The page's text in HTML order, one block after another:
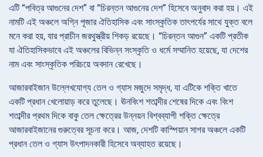
এটি “পবিত্র আগুনের দেশ” বা “চিরন্তন আগুনের দেশ” হিসেবে অনুবাদ করা হয়। এই
নামটি এই অঞ্চলে অগ্নি পূজার ঐতিহাসিক এবং সাংস্কৃতিক তাৎপর্যের সাথে যুক্ত বলে
মনে করা হয়, যার প্রাচীন জরথুস্ত্রীয় শিকড় রয়েছে। “চিরন্তন আগুন” একটি প্রতীক
যা ঐতিহাসিকভাবে এই অঞ্চলের বিভিন্ন সংস্কৃতি ও ধর্মে সম্মানিত হয়েছে, যা দেশের
নাম এবং সাংস্কৃতিক পরিচয়ে অবদান রেখেছে।
আজারবাইজান উল্লেখযোগ্য তেল ও গ্যাস মজুদে সমৃদ্ধ, যা এটিকে শক্তি খাতে
একটি প্রধান খেলোয়াড় করে তুলেছে। ঊনবিংশ শতাব্দীর শেষের দিকে এবং বিংশ
শতাব্দীর প্রথম দিকে বাকু তেল ক্ষেত্রের উন্নয়ন বিশ্বব্যাপী শক্তি ক্ষেত্রে
আজারবাইজানের গুরুত্বের সূচনা করে। আজ, দেশটি কাস্পিয়ান সাগর অঞ্চলে একটি
প্রধান তেল ও গ্যাস উৎপাদনকারী হিসেবে অব্যাহত রয়েছে।